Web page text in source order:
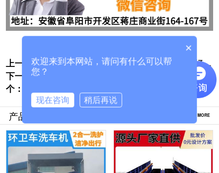
上一个: 工程龙门洗车机 -1000+用户共同见证的好品
牌[隆茂鑫晟]
下一
个：
电脑自动洗车设备价格哪家便宜[隆茂鑫晟]
产品推荐 MORE
×
欢迎来到本网站，请问有什么可以帮
您？
现在咨询 稍后再说